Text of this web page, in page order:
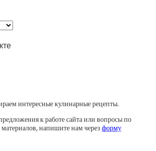
интересные кулинарные рецепты.
к работе сайта или вопросы по
напишите нам через форму